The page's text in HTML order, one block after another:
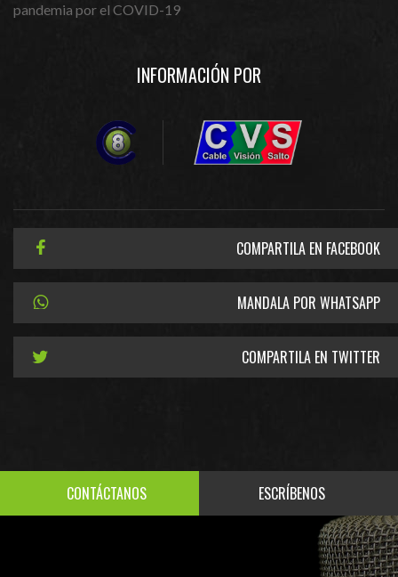
pandemia por el COVID-19
INFORMACIÓN POR
COMPARTILA EN FACEBOOK
MANDALA POR WHATSAPP
COMPARTILA EN TWITTER
CONTÁCTANOS ESCRÍBENOS